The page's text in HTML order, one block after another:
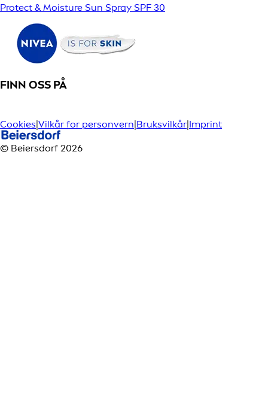
Protect & Moisture Sun Spray SPF 30
FINN OSS PÅ
Cookies|Vilkår for personvern|Bruksvilkår|Imprint
© Beiersdorf 2026